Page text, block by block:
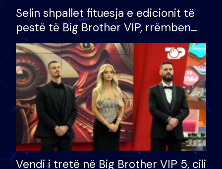
Selin shpallet fituesja e edicionit të
pestë të Big Brother VIP, rrëmben
çmimin e madh prej 100 mijë eurosh
Vendi i tretë në Big Brother VIP 5, cili